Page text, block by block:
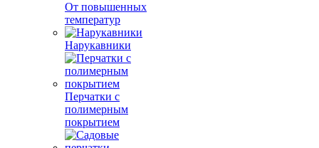
От повышенных
температур
Нарукавники
Перчатки с
полимерным
покрытием